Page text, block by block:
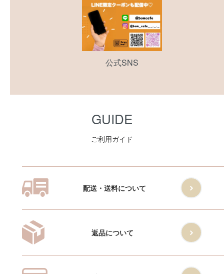
公式SNS
GUIDE
ご利用ガイド
配送・送料について
返品について